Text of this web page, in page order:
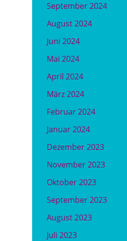
September 2024
August 2024
Juni 2024
Mai 2024
April 2024
März 2024
Februar 2024
Januar 2024
Dezember 2023
November 2023
Oktober 2023
September 2023
August 2023
Juli 2023